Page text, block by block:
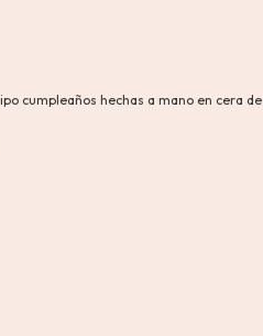
cumpleaños hechas a mano en cera de